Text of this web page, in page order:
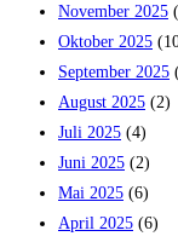
November 2025
Oktober 2025
September 2025
August 2025 (2)
Juli 2025 (4)
Juni 2025 (2)
Mai 2025 (6)
April 2025 (6)